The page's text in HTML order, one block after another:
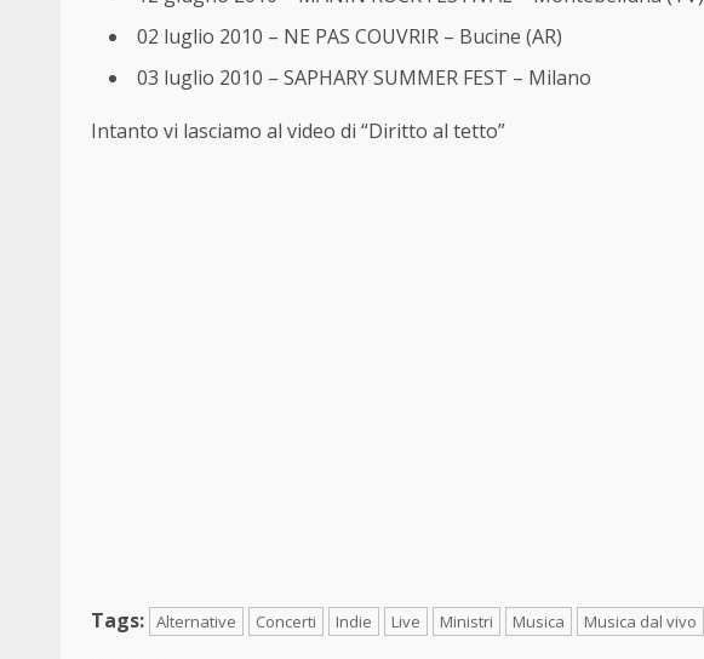
02 luglio 2010 – NE PAS COUVRIR – Bucine (AR)
03 luglio 2010 – SAPHARY SUMMER FEST – Milano
Intanto vi lasciamo al video di “Diritto al tetto”
Tags: Alternative Concerti Indie Live Ministri Musica Musica dal vivo